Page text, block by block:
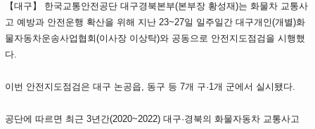
【대구】 한국교통안전공단 대구경북본부(본부장 황성재)는 화물차 교통사
고 예방과 안전운행 확산을 위해 지난 23~27일 일주일간 대구개인(개별)화
물자동차운송사업협회(이사장 이상탁)와 공동으로 안전지도점검을 시행했
다.
이번 안전지도점검은 대구 논공읍, 동구 등 7개 구·1개 군에서 실시됐다.
공단에 따르면 최근 3년간(2020~2022) 대구·경북의 화물자동차 교통사고